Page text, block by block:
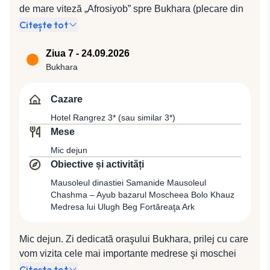
Samarkand la Hotel Minor 3* (sau similar 3*).
de mare viteză „Afrosiyob” spre Bukhara (plecare din
Samarkand la ora 11:29, sosire la Samarkand la ora
Transfer pentru cazare (camerele vor fi disponibile
după ora 14:00) în Bukhara la Hotel Rangrez 3* (sau
Begi.
Citește tot
Ziua 7 - 24.09.2026
Bukhara
Cazare
Hotel Rangrez 3* (sau similar 3*)
Mese
Mic dejun
Obiective și activități
Mausoleul dinastiei Samanide Mausoleul
Chashma – Ayub bazarul Moscheea Bolo Khauz
Medresa lui Ulugh Beg Fortăreaţa Ark
Mic dejun. Zi dedicată oraşului Bukhara, prilej cu care
vom vizita cele mai importante medrese şi moschei